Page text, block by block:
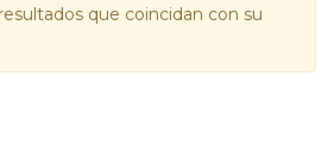
que coincidan con su